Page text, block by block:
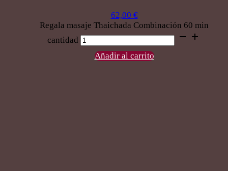
62,00 €
Regala masaje Thaichada Combinación 60 min
cantidad
Añadir al carrito